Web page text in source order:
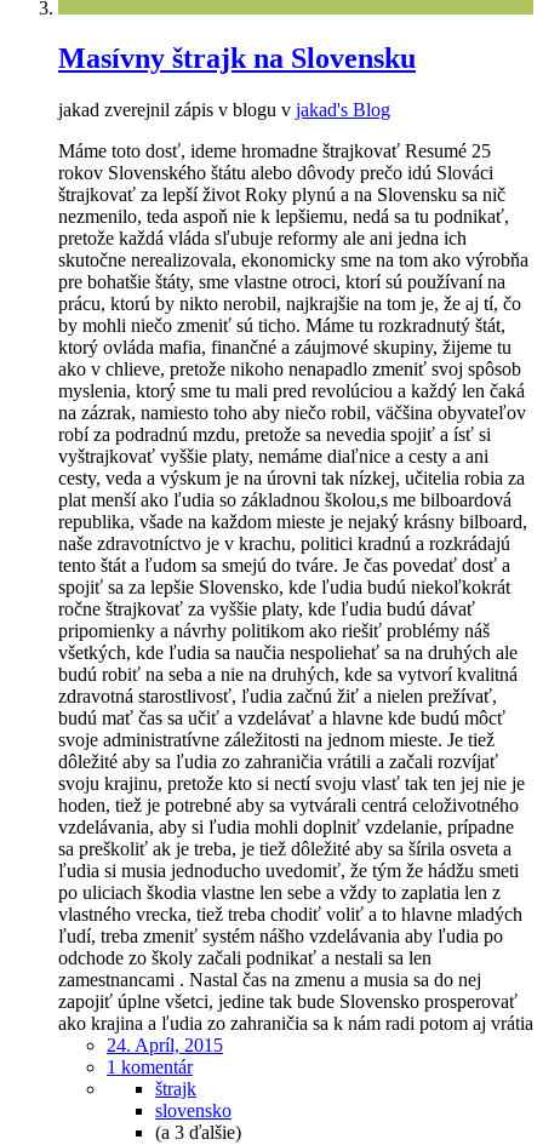
Masívny štrajk na Slovensku
jakad zverejnil zápis v blogu v jakad's Blog
Máme toto dosť, ideme hromadne štrajkovať Resumé 25
rokov Slovenského štátu alebo dôvody prečo idú Slováci
štrajkovať za lepší život Roky plynú a na Slovensku sa nič
nezmenilo, teda aspoň nie k lepšiemu, nedá sa tu podnikať,
pretože každá vláda sľubuje reformy ale ani jedna ich
skutočne nerealizovala, ekonomicky sme na tom ako výrobňa
pre bohatšie štáty, sme vlastne otroci, ktorí sú používaní na
prácu, ktorú by nikto nerobil, najkrajšie na tom je, že aj tí, čo
by mohli niečo zmeniť sú ticho. Máme tu rozkradnutý štát,
ktorý ovláda mafia, finančné a záujmové skupiny, žijeme tu
ako v chlieve, pretože nikoho nenapadlo zmeniť svoj spôsob
myslenia, ktorý sme tu mali pred revolúciou a každý len čaká
na zázrak, namiesto toho aby niečo robil, väčšina obyvateľov
robí za podradnú mzdu, pretože sa nevedia spojiť a ísť si
vyštrajkovať vyššie platy, nemáme diaľnice a cesty a ani
cesty, veda a výskum je na úrovni tak nízkej, učitelia robia za
plat menší ako ľudia so základnou školou,s me bilboardová
republika, všade na každom mieste je nejaký krásny bilboard,
naše zdravotníctvo je v krachu, politici kradnú a rozkrádajú
tento štát a ľudom sa smejú do tváre. Je čas povedať dosť a
spojiť sa za lepšie Slovensko, kde ľudia budú niekoľkokrát
ročne štrajkovať za vyššie platy, kde ľudia budú dávať
pripomienky a návrhy politikom ako riešiť problémy náš
všetkých, kde ľudia sa naučia nespoliehať sa na druhých ale
budú robiť na seba a nie na druhých, kde sa vytvorí kvalitná
zdravotná starostlivosť, ľudia začnú žiť a nielen prežívať,
budú mať čas sa učiť a vzdelávať a hlavne kde budú môcť
svoje administratívne záležitosti na jednom mieste. Je tiež
dôležité aby sa ľudia zo zahraničia vrátili a začali rozvíjať
svoju krajinu, pretože kto si nectí svoju vlasť tak ten jej nie je
hoden, tiež je potrebné aby sa vytvárali centrá celoživotného
vzdelávania, aby si ľudia mohli doplniť vzdelanie, prípadne
sa preškoliť ak je treba, je tiež dôležité aby sa šírila osveta a
ľudia si musia jednoducho uvedomiť, že tým že hádžu smeti
po uliciach škodia vlastne len sebe a vždy to zaplatia len z
vlastného vrecka, tiež treba chodiť voliť a to hlavne mladých
ľudí, treba zmeniť systém nášho vzdelávania aby ľudia po
odchode zo školy začali podnikať a nestali sa len
zamestnancami . Nastal čas na zmenu a musia sa do nej
zapojiť úplne všetci, jedine tak bude Slovensko prosperovať
ako krajina a ľudia zo zahraničia sa k nám radi potom aj vrátia
24. Apríl, 2015
1 komentár
štrajk
slovensko
(a 3 ďalšie)